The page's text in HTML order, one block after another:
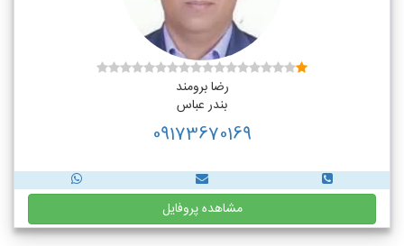
رضا برومند
بندر عباس
09173670169
مشاهده پروفایل